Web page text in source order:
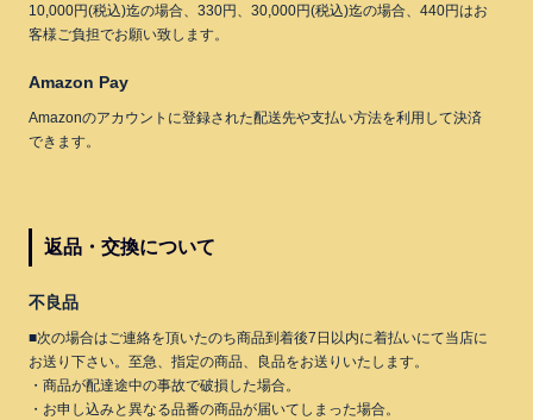
10,000円(税込)迄の場合、330円、30,000円(税込)迄の場合、440円はお
客様ご負担でお願い致します。
Amazon Pay
Amazonのアカウントに登録された配送先や支払い方法を利用して決済
できます。
返品・交換について
不良品
■次の場合はご連絡を頂いたのち商品到着後7日以内に着払いにて当店に
お送り下さい。至急、指定の商品、良品をお送りいたします。
・商品が配達途中の事故で破損した場合。
・お申し込みと異なる品番の商品が届いてしまった場合。